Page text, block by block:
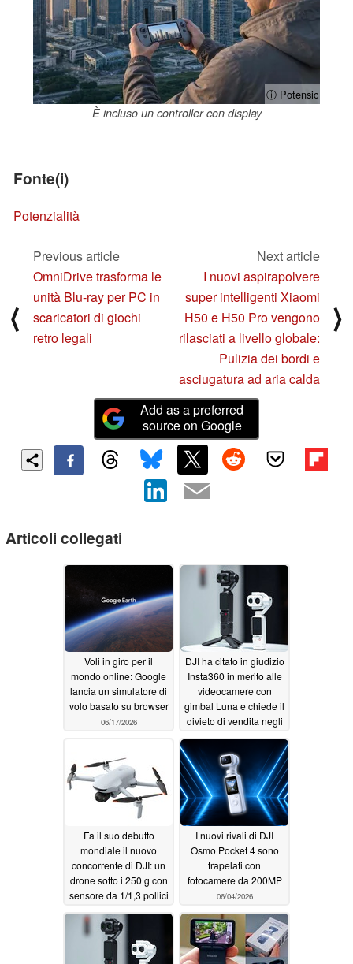
ⓘ Potensic
È incluso un controller con display
Fonte(i)
Potenzialità
⟨
Previous article
OmniDrive trasforma le
unità Blu-ray per PC in
scaricatori di giochi
retro legali
Next article
I nuovi aspirapolvere
super intelligenti Xiaomi
H50 e H50 Pro vengono
rilasciati a livello globale:
Pulizia dei bordi e
asciugatura ad aria calda
⟩
Add as a preferred
source on Google
Articoli collegati
Voli in giro per il
mondo online: Google
lancia un simulatore di
volo basato su browser
06/17/2026
DJI ha citato in giudizio
Insta360 in merito alle
videocamere con
gimbal Luna e chiede il
divieto di vendita negli
Stati Uniti06/12/2026
Fa il suo debutto
mondiale il nuovo
concorrente di DJI: un
drone sotto i 250 g con
sensore da 1/1,3 pollici
e 4K a 60 fps06/12/2026
I nuovi rivali di DJI
Osmo Pocket 4 sono
trapelati con
fotocamere da 200MP
06/04/2026